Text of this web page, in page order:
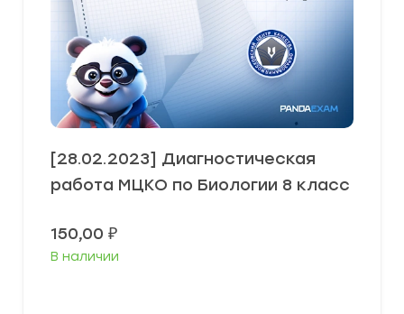
[28.02.2023] Диагностическая
работа МЦКО по Биологии 8 класс
150,00 ₽
В наличии